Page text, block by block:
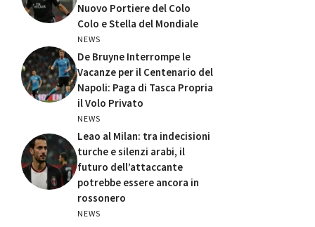
Nuovo Portiere del Colo
Colo e Stella del Mondiale
NEWS
De Bruyne Interrompe le
Vacanze per il Centenario del
Napoli: Paga di Tasca Propria
il Volo Privato
NEWS
Leao al Milan: tra indecisioni
turche e silenzi arabi, il
futuro dell’attaccante
potrebbe essere ancora in
rossonero
NEWS